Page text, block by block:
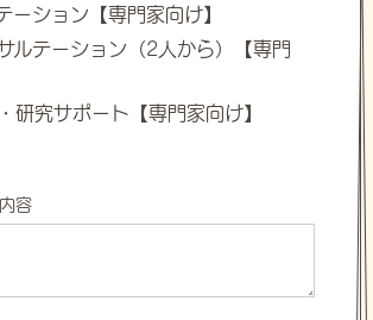
ーション【専門家向け】
ルテーション（2人から）【専門
研究サポート【専門家向け】
容